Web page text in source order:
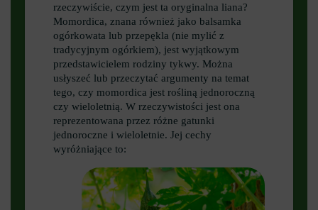
rzeczywiście, czym jest ta oryginalna liana?
Momordica, znana również jako balsamka
ogórkowata lub przepękla (nie mylić z
tradycyjnym ogórkiem), jest wyjątkowym
przedstawicielem rodziny tykwy. Można
usłyszeć lub przeczytać argumenty na temat
tego, czy momordica jest rośliną jednoroczną
czy wieloletnią. W rzeczywistości jest ona
reprezentowana przez różne gatunki
jednoroczne i wieloletnie. Jej cechy
wyróżniające to: